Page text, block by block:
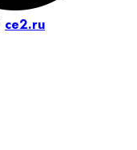
ce2.ru